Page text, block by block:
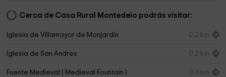
Cerca de Casa Rural Montedeio podrás visitar:
Iglesia de Villamayor de Monjardín 0,2 km
Iglesia de San Andres 0,2 km
Fuente Medieval ( Medieval Fountain ) 0,4 km